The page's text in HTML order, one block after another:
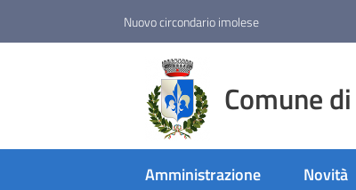
Nuovo circondario imolese
Comune
Amministrazione Novità